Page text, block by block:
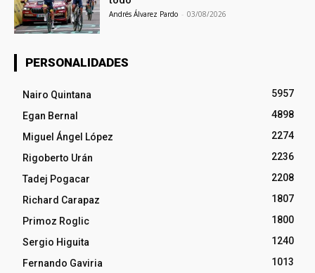
Andrés Álvarez Pardo - 03/08/2026
PERSONALIDADES
Nairo Quintana
5957
Egan Bernal
4898
Miguel Ángel López
2274
Rigoberto Urán
2236
Tadej Pogacar
2208
Richard Carapaz
1807
Primoz Roglic
1800
Sergio Higuita
1240
Fernando Gaviria
1013